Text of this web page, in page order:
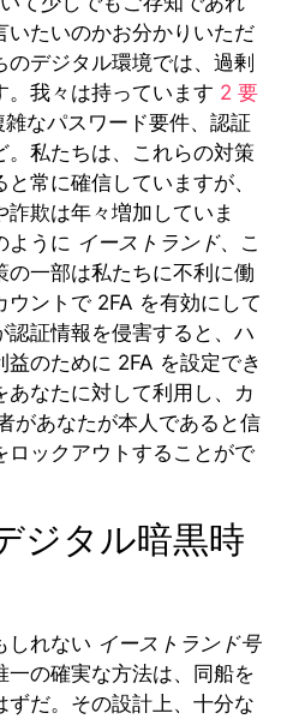
いたいのかお分かりいただ
デジタル環境では、過剰
。我々は持っています 2 要
なパスワード要件、認証
。私たちは、これらの対策
常に確信していますが、
欺は年々増加していま
ように イーストランド、こ
一部は私たちに不利に働
ウントで 2FA を有効にして
認証情報を侵害すると、ハ
益のために 2FA を設定でき
あなたに対して利用し、カ
があなたが本人であると信
ロックアウトすることがで
ジタル暗黒時
しれない イーストランド号
一の確実な方法は、同船を
だ。その設計上、十分な